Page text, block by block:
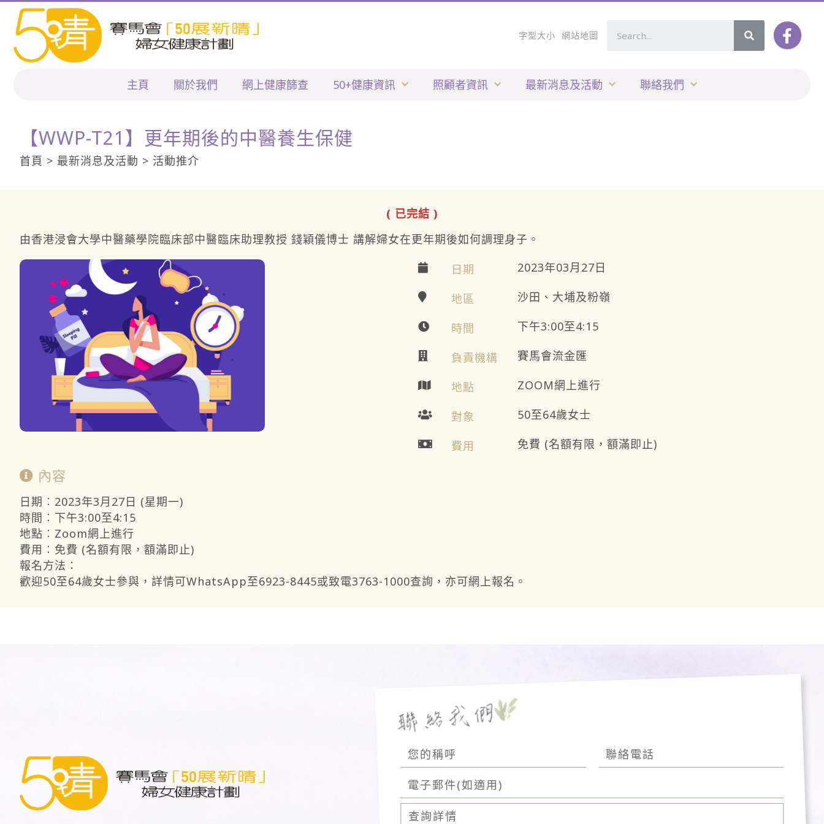
字型大小 網站地圖
主頁 關於我們 網上健康篩查 50+健康資訊 照顧者資訊 最新消息及活動 聯絡我們
【WWP-T21】更年期後的中醫養生保健
首頁 > 最新消息及活動 > 活動推介
( 已完結 )
由香港浸會大學中醫藥學院臨床部中醫臨床助理教授 錢穎儀博士 講解婦女在更年期後如何調理身子。
日期 2023年03月27日
地區 沙田、大埔及粉嶺
時間 下午3:00至4:15
負責機構 賽馬會流金匯
地點 ZOOM網上進行
對象 50至64歲女士
費用 免費 (名額有限，額滿即止)
內容
日期︰2023年3月27日 (星期一)
時間︰下午3:00至4:15
地點︰Zoom網上進行
費用︰免費 (名額有限，額滿即止)
報名方法：
歡迎50至64歲女士參與，詳情可WhatsApp至6923-8445或致電3763-1000查詢，亦可網上報名。